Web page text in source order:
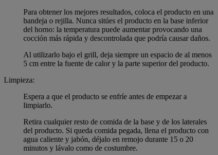
Para obtener los mejores resultados, coloca el producto en una
bandeja o rejilla. Nunca sitúes el producto en la base inferior
del horno: la temperatura puede aumentar provocando una
cocción más rápida y descontrolada que podría causar daños.
Al utilizarlo bajo el grill, deja siempre un espacio de al menos
5 cm entre la fuente de calor y la parte superior del producto.
Limpieza:
Espera a que el producto se enfríe antes de empezar a
limpiarlo.
Retira cualquier resto de comida de la base y de los laterales
del producto. Si queda comida pegada, llena el producto con
agua caliente y jabón, déjalo en remojo durante 15 o 20
minutos y lávalo como de costumbre.